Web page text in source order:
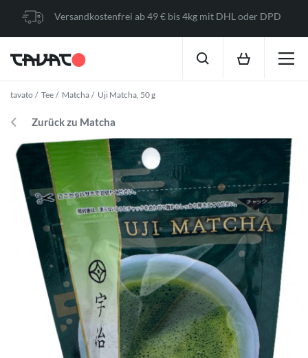
Versandkostenfrei ab 49 € bis 4kg mit DHL oder DPD
tavato Tee Matcha Uji Matcha, 50 g
Zurück zu Matcha